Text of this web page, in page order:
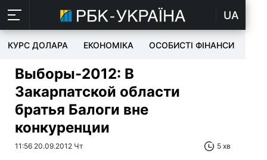
UA
КУРС ДОЛАРА ЕКОНОМІКА ОСОБИСТІ ФІНАНСИ
Выборы-2012: В
Закарпатской области
братья Балоги вне
конкуренции
11:56 20.09.2012 Чт 5 хв